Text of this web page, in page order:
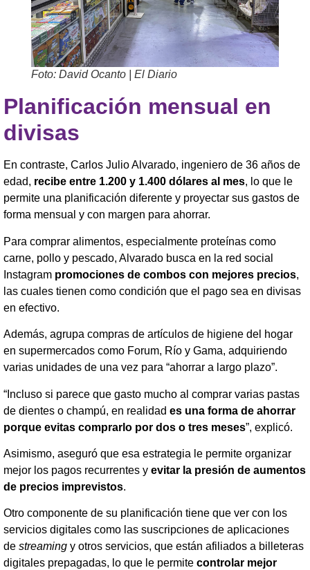
Foto: David Ocanto | El Diario
Planificación mensual en
divisas
En contraste, Carlos Julio Alvarado, ingeniero de 36 años de
edad, recibe entre 1.200 y 1.400 dólares al mes, lo que le
permite una planificación diferente y proyectar sus gastos de
forma mensual y con margen para ahorrar.
Para comprar alimentos, especialmente proteínas como
carne, pollo y pescado, Alvarado busca en la red social
Instagram promociones de combos con mejores precios,
las cuales tienen como condición que el pago sea en divisas
en efectivo.
Además, agrupa compras de artículos de higiene del hogar
en supermercados como Forum, Río y Gama, adquiriendo
varias unidades de una vez para “ahorrar a largo plazo”.
“Incluso si parece que gasto mucho al comprar varias pastas
de dientes o champú, en realidad es una forma de ahorrar
porque evitas comprarlo por dos o tres meses”, explicó.
Asimismo, aseguró que esa estrategia le permite organizar
mejor los pagos recurrentes y evitar la presión de aumentos
de precios imprevistos.
Otro componente de su planificación tiene que ver con los
servicios digitales como las suscripciones de aplicaciones
de streaming y otros servicios, que están afiliados a billeteras
digitales prepagadas, lo que le permite controlar mejor